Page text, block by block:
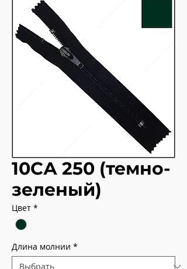
10СА 250 (темно-
зеленый)
Цвет *
Длина молнии *